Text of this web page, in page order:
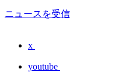
ニュースを受信
x
youtube